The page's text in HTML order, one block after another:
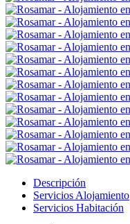
Descripción
Servicios Alojamiento
Servicios Habitación